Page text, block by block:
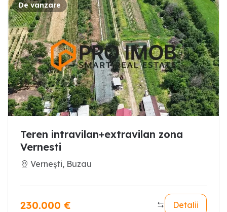
De vanzare
Teren intravilan+extravilan zona
Vernesti
Vernești, Buzau
230.000 € Detalii